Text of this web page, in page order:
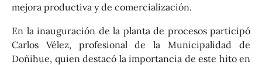
mejora productiva y de comercialización.
En la inauguración de la planta de procesos participó
Carlos Vélez, profesional de la Municipalidad de
Doñihue, quien destacó la importancia de este hito en